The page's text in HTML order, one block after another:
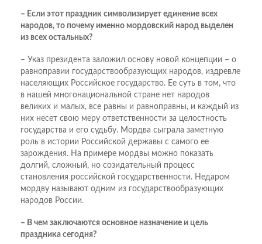
– Если этот праздник символизирует единение всех
народов, то почему именно мордовский народ выделен
из всех остальных?
– Указ президента заложил основу новой концепции – о
равноправии государствообразующих народов, издревле
населяющих Российское государство. Ее суть в том, что
в нашей многонациональной стране нет народов
великих и малых, все равны и равноправны, и каждый из
них несет свою меру ответственности за целостность
государства и его судьбу. Мордва сыграла заметную
роль в истории Российской державы с самого ее
зарождения. На примере мордвы можно показать
долгий, сложный, но созидательный процесс
становления российской государственности. Недаром
мордву называют одним из государствообразующих
народов России.
– В чем заключаются основное назначение и цель
праздника сегодня?